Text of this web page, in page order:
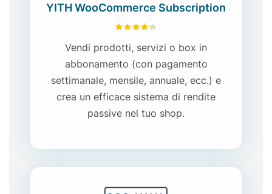
YITH WooCommerce Subscription
Vendi prodotti, servizi o box in
abbonamento (con pagamento
settimanale, mensile, annuale, ecc.) e
crea un efficace sistema di rendite
passive nel tuo shop.